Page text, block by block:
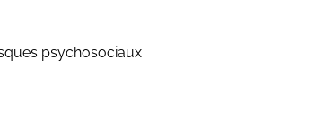
psychosociaux